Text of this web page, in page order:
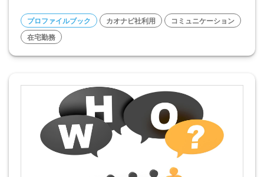
プロファイルブック カオナビ社利用
コミュニケーション
在宅勤務